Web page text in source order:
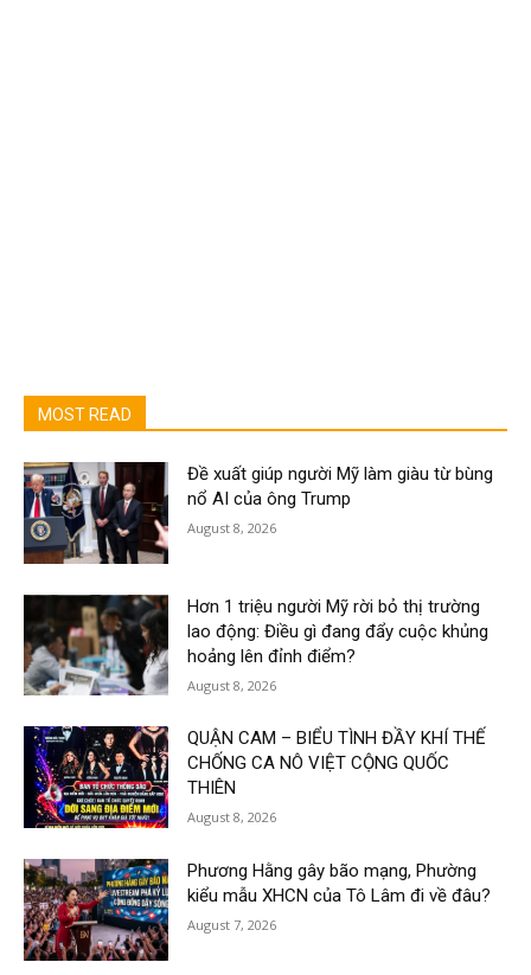
MOST READ
Đề xuất giúp người Mỹ làm giàu từ bùng
nổ AI của ông Trump
August 8, 2026
Hơn 1 triệu người Mỹ rời bỏ thị trường
lao động: Điều gì đang đẩy cuộc khủng
hoảng lên đỉnh điểm?
August 8, 2026
QUẬN CAM – BIỂU TÌNH ĐẦY KHÍ THẾ
CHỐNG CA NÔ VIỆT CỘNG QUỐC
THIÊN
August 8, 2026
Phương Hằng gây bão mạng, Phường
kiểu mẫu XHCN của Tô Lâm đi về đâu?
August 7, 2026